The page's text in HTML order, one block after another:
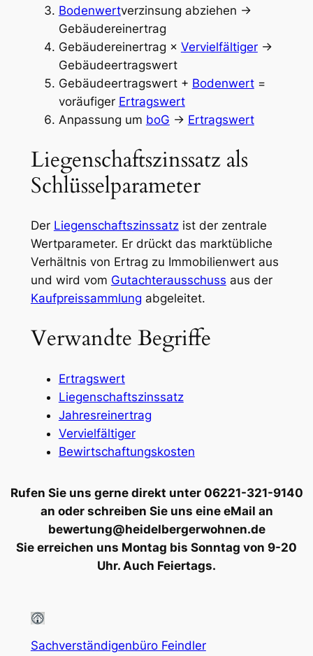
Bodenwertverzinsung abziehen →
Gebäudereinertrag
Gebäudereinertrag × Vervielfältiger→
Gebäudeertragswert
Gebäudeertragswert + Bodenwert=
voräufiger Ertragswert
Anpassung um boG → Ertragswert
Liegenschaftszinssatz als
Schlüsselparameter
Der Liegenschaftszinssatzist der zentrale
Wertparameter. Er drückt das marktübliche
Verhältnis von Ertrag zu Immobilienwert aus
und wird vom Gutachterausschuss aus der
Kaufpreissammlung abgeleitet.
Verwandte Begriffe
Ertragswert
Liegenschaftszinssatz
Jahresreinertrag
Vervielfältiger
Bewirtschaftungskosten
Rufen Sie uns gerne direkt unter 06221-321-9140
an oder schreiben Sie uns eine eMail an
bewertung@heidelbergerwohnen.de
Sie erreichen uns Montag bis Sonntag von 9-20
Uhr. Auch Feiertags.
Sachverständigenbüro Feindler